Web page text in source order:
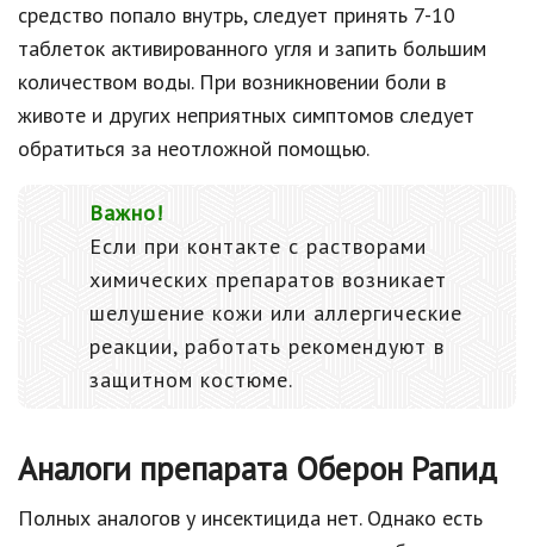
средство попало внутрь, следует принять 7-10
таблеток активированного угля и запить большим
количеством воды. При возникновении боли в
животе и других неприятных симптомов следует
обратиться за неотложной помощью.
Важно!
Если при контакте с растворами
химических препаратов возникает
шелушение кожи или аллергические
реакции, работать рекомендуют в
защитном костюме.
Аналоги препарата Оберон Рапид
Полных аналогов у инсектицида нет. Однако есть